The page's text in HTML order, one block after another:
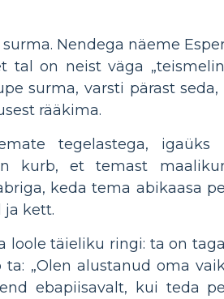
Nendega näeme
tal on neist väga
surma, varsti pärast
rääkima.
tegelastega,
kurb, et temast
keda tema abikaasa
ja kett.
loole täieliku ringi: ta on
„Olen alustanud oma
ebapiisavalt, kui teda